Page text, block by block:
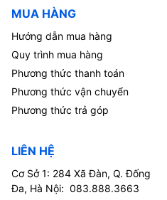
MUA HÀNG
Hướng dẫn mua hàng
Quy trình mua hàng
Phương thức thanh toán
Phương thức vận chuyển
Phương thức trả góp
LIÊN HỆ
Cơ Sở 1: 284 Xã Đàn, Q. Đống
Đa, Hà Nội: 083.888.3663